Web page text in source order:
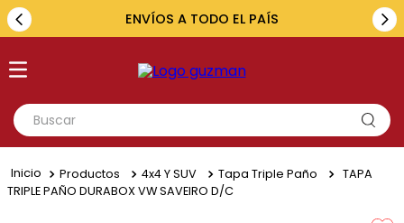
ENVÍOS A TODO EL PAÍS
Buscar
1.
toyota
Productos 4x4 Y SUV Tapa Triple Paño
TAPA
TRIPLE PAÑO DURABOX VW SAVEIRO D/C